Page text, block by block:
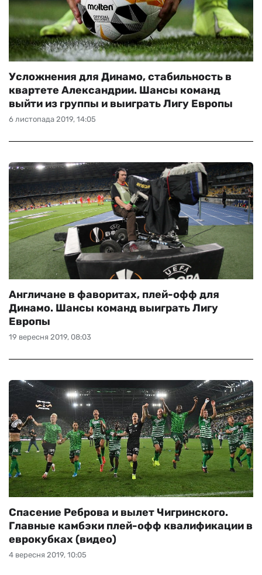
6 листопада 2019, 14:05
Усложнения для Динамо, стабильность в
квартете Александрии. Шансы команд
выйти из группы и выиграть Лигу Европы
19 вересня 2019, 08:03
Англичане в фаворитах, плей-офф для
Динамо. Шансы команд выиграть Лигу
Европы
4 вересня 2019, 10:05
Спасение Реброва и вылет Чигринского.
Главные камбэки плей-офф квалификации в
еврокубках (видео)